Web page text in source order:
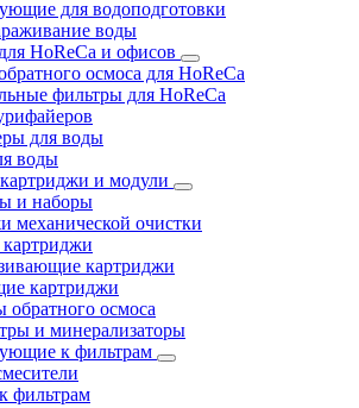
для водоподготовки
воды
HoReCa и офисов
осмоса для HoReCa
фильтры для HoReCa
для воды
воды
и модули
и наборы
механической очистки
картриджи
картриджи
осмоса
и минерализаторы
к фильтрам
фильтрам